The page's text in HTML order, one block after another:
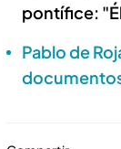
pontífice:
Pablo de